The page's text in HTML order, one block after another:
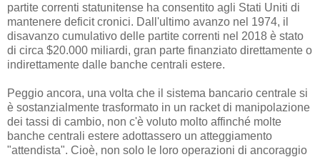
partite correnti statunitense ha consentito agli Stati Uniti di
mantenere deficit cronici. Dall'ultimo avanzo nel 1974, il
disavanzo cumulativo delle partite correnti nel 2018 è stato
di circa $20.000 miliardi, gran parte finanziato direttamente o
indirettamente dalle banche centrali estere.
Peggio ancora, una volta che il sistema bancario centrale si
è sostanzialmente trasformato in un racket di manipolazione
dei tassi di cambio, non c'è voluto molto affinché molte
banche centrali estere adottassero un atteggiamento
"attendista". Cioè, non solo le loro operazioni di ancoraggio